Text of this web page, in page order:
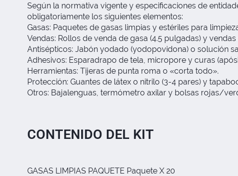
Según la normativa vigente y especificaciones de
obligatoriamente los siguientes elementos:
Gasas: Paquetes de gasas limpias y estériles para
Vendas: Rollos de venda de gasa (4.5 pulgadas) y vendas
Antisépticos: Jabón yodado (yodopovidona) o solución
Adhesivos: Esparadrapo de tela, micropore y curas
Herramientas: Tijeras de punta roma o «corta todo».
Protección: Guantes de látex o nitrilo (3-4 pares) y
Otros: Bajalenguas, termómetro axilar y bolsas rojas/
CONTENIDO DEL KIT
GASAS LIMPIAS PAQUETE Paquete X 20